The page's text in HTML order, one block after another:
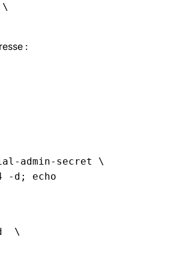
:
admin-secret \
-d; echo
\